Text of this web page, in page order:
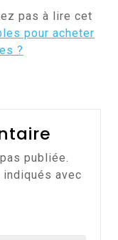
pas à lire cet
pour acheter
?
publiée.
avec